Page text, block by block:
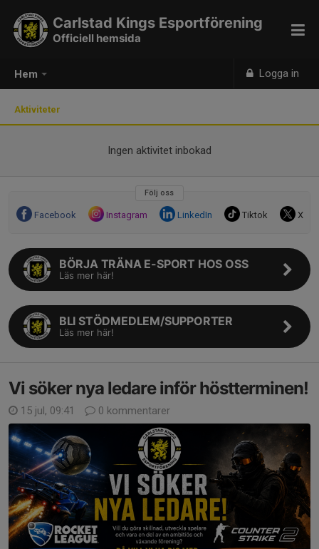
Hem Logga in
Carlstad Kings Esportförening
Officiell hemsida
Aktiviteter
Ingen aktivitet inbokad
Följ oss
Facebook Instagram LinkedIn Tiktok X
BÖRJA TRÄNA E-SPORT HOS OSS
Läs mer här!
BLI STÖDMEDLEM/SUPPORTER
Läs mer här!
Vi söker nya ledare inför höstterminen!
15 jul, 09:41 0 kommentarer